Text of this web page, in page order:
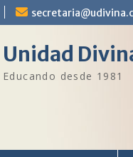
Unidad
Educando desde 1981